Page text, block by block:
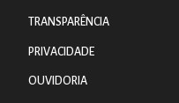
TRANSPARÊNCIA
PRIVACIDADE
OUVIDORIA